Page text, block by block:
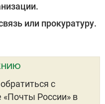
или прокуратуру.
с
«Почты России» в